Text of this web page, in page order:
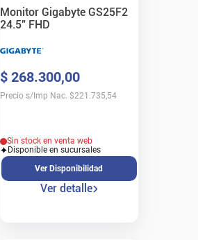
Monitor Gigabyte GS25F2
24.5" FHD
$ 268.300,00
Precio s/Imp Nac. $221.735,54
Sin stock en venta web
Disponible en sucursales
Ver Disponibilidad
Ver detalle